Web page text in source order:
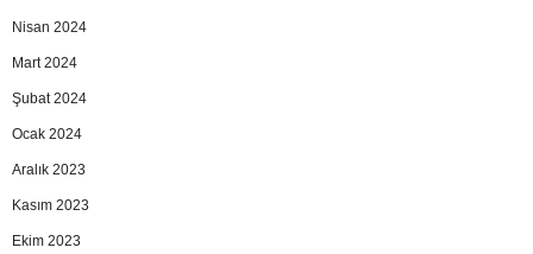
Nisan 2024
Mart 2024
Şubat 2024
Ocak 2024
Aralık 2023
Kasım 2023
Ekim 2023